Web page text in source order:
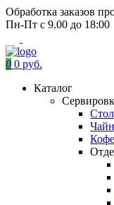
Обработка заказов
Пн-Пт с 9.00 до 18:00
0 0 руб.
Каталог